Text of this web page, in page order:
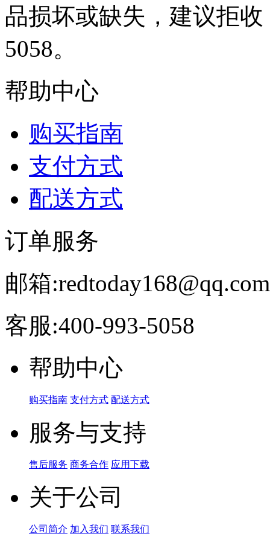
品损坏或缺失，建议拒
5058。
帮助中心
购买指南
支付方式
配送方式
订单服务
邮箱:redtoday168@qq.com
客服:400-993-5058
帮助中心
购买指南 支付方式 配送方式
服务与支持
售后服务 商务合作 应用下载
关于公司
公司简介 加入我们 联系我们